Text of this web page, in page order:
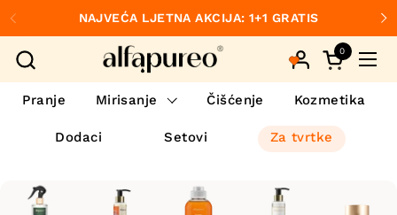
Preskoči na sadržaj
Prethodno
NAJVEĆA LJETNA AKCIJA: 1+1 GRATIS
Otvori
0
Pranje Mirisanje Čišćenje Kozmetika
Dodaci Setovi Za tvrtke